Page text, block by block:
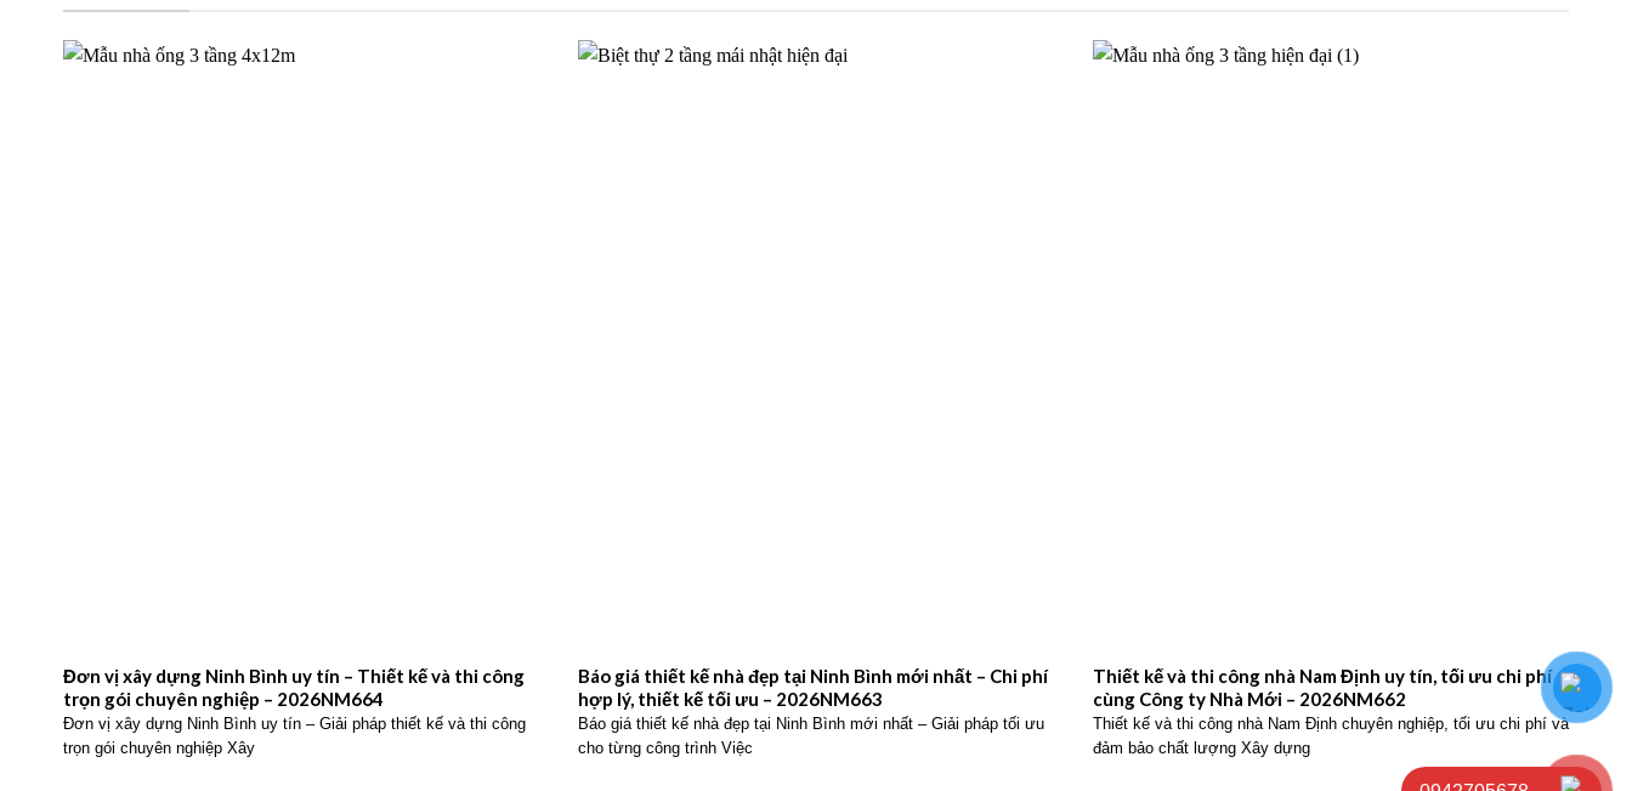
Đơn vị xây dựng Ninh Bình uy tín – Thiết kế và thi công
trọn gói chuyên nghiệp – 2026NM664
Đơn vị xây dựng Ninh Bình uy tín – Giải pháp thiết kế và thi công
trọn gói chuyên nghiệp Xây
Báo giá thiết kế nhà đẹp tại Ninh Bình mới nhất – Chi phí
hợp lý, thiết kế tối ưu – 2026NM663
Báo giá thiết kế nhà đẹp tại Ninh Bình mới nhất – Giải pháp tối ưu
cho từng công trình Việc
Thiết kế và thi công nhà Nam Định uy tín, tối ưu chi phí
cùng Công ty Nhà Mới – 2026NM662
Thiết kế và thi công nhà Nam Định chuyên nghiệp, tối ưu chi phí và
đảm bảo chất lượng Xây dựng